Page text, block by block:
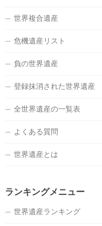
世界複合遺産
危機遺産リスト
負の世界遺産
登録抹消された世界遺産
全世界遺産の一覧表
よくある質問
世界遺産とは
ランキングメニュー
世界遺産ランキング